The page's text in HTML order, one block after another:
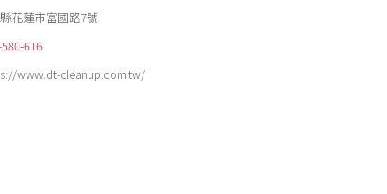
花蓮市富國路7號
616
www.dt-cleanup.com.tw/